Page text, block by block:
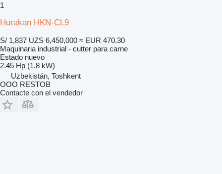
1
Hurakan HKN-CL9
S/ 1,837 UZS 6,450,000 ≈ EUR 470.30
Maquinaria industrial - cutter para carne
Estado nuevo
2.45 Hp (1.8 kW)
Uzbekistán, Toshkent
OOO RESTOB
Contacte con el vendedor